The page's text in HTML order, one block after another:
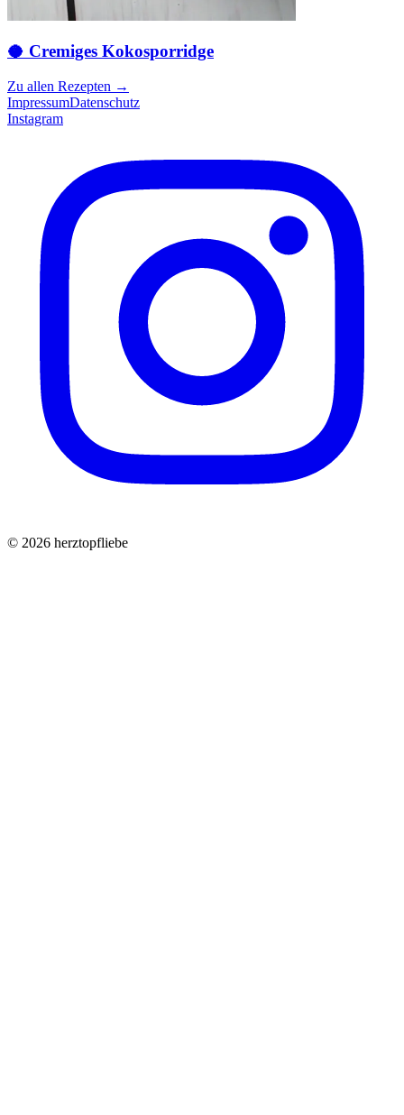
🥥 Cremiges Kokosporridge
Zu allen Rezepten →
ImpressumDatenschutz
Instagram
© 2026 herztopfliebe